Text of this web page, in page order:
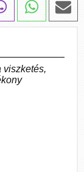
viszketés,